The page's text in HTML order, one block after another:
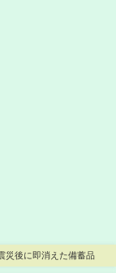
災後に即消えた備蓄品